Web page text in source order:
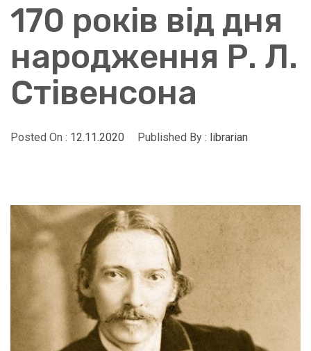
170 років від дня
народження Р. Л.
Стівенсона
Posted On : 12.11.2020 Published By : librarian